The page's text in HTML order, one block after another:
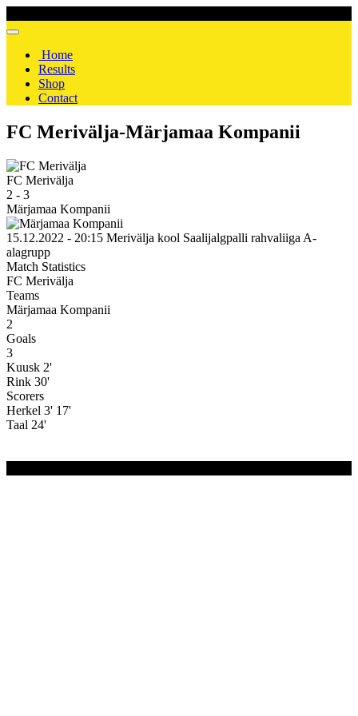
Home
Results
Shop
Contact
FC Merivälja-Märjamaa Kompanii
FC Merivälja
2 - 3
Märjamaa Kompanii
15.12.2022 - 20:15 Merivälja kool Saalijalgpalli rahvaliiga A-
alagrupp
Match Statistics
FC Merivälja
Teams
Märjamaa Kompanii
2
Goals
3
Kuusk 2'
Rink 30'
Scorers
Herkel 3' 17'
Taal 24'